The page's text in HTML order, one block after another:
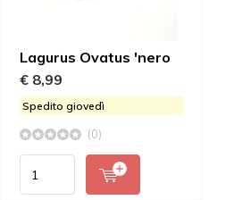
Lagurus Ovatus 'nero
€ 8,99
Spedito giovedì
(0)